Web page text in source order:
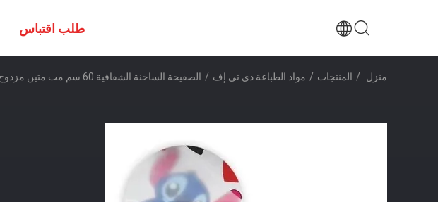
طلب اقتباس
منزل / المنتجات / مواد الطباعة دي تي إف / الصفيحة الساخنة الشفافية 60 سم مت متين مزدوج الجانب الطائرة الحبر بيضاء A3 حيوانات أليفة Dtf لفيلم نقل الحرارة لملابس